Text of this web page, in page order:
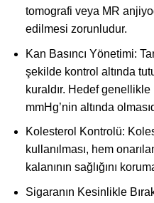
tomografi veya MR
edilmesi zorunludur.
Kan Basıncı Yönetimi:
şekilde kontrol altında
kuraldır. Hedef
mmHg’nin altında
Kolesterol Kontrolü:
kullanılması, hem
kalanının sağlığını
Sigaranın Kesinlikle